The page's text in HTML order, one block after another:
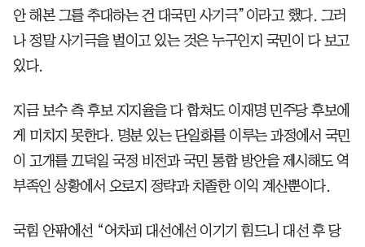
안 해본 그를 추대하는 건 대국민 사기극”이라고 했다. 그러
나 정말 사기극을 벌이고 있는 것은 누구인지 국민이 다 보고
있다.
지금 보수 측 후보 지지율을 다 합쳐도 이재명 민주당 후보에
게 미치지 못한다. 명분 있는 단일화를 이루는 과정에서 국민
이 고개를 끄덕일 국정 비전과 국민 통합 방안을 제시해도 역
부족인 상황에서 오로지 정략과 치졸한 이익 계산뿐이다.
국힘 안팎에선 “어차피 대선에선 이기기 힘드니 대선 후 당